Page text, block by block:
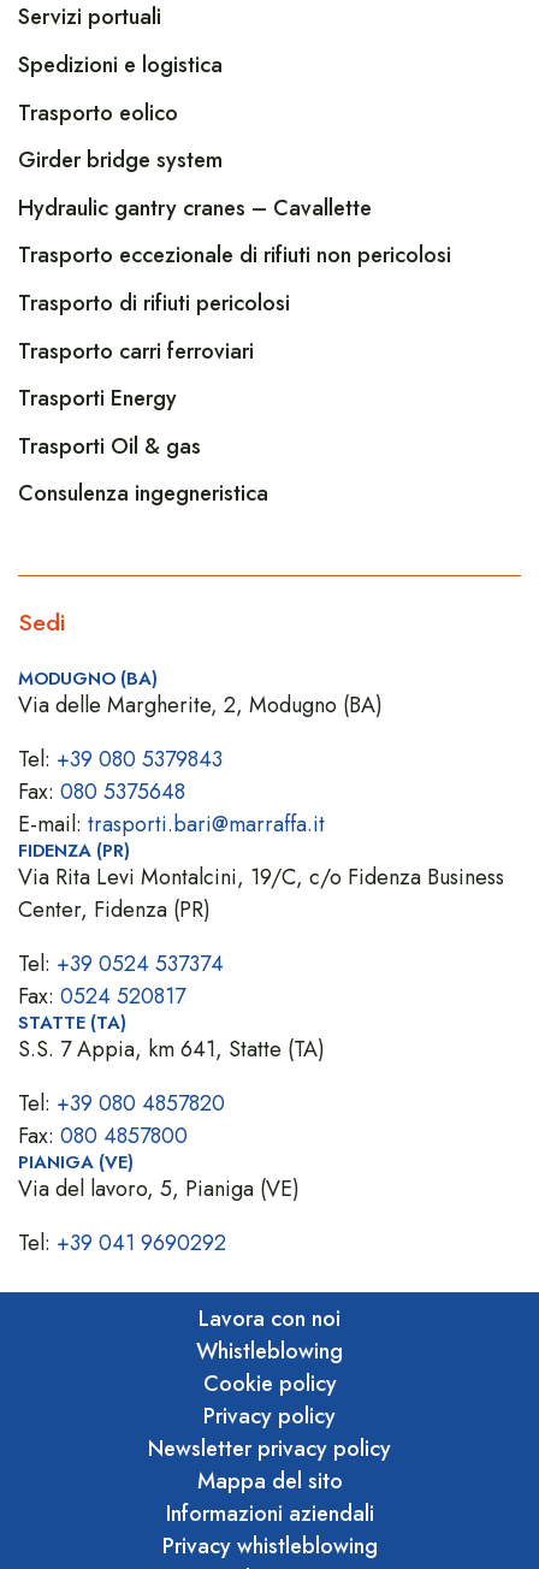
Servizi portuali
Spedizioni e logistica
Trasporto eolico
Girder bridge system
Hydraulic gantry cranes – Cavallette
Trasporto eccezionale di rifiuti non pericolosi
Trasporto di rifiuti pericolosi
Trasporto carri ferroviari
Trasporti Energy
Trasporti Oil & gas
Consulenza ingegneristica
Sedi
MODUGNO (BA)
Via delle Margherite, 2, Modugno (BA)
Tel: +39 080 5379843
Fax: 080 5375648
E-mail: trasporti.bari@marraffa.it
FIDENZA (PR)
Via Rita Levi Montalcini, 19/C, c/o Fidenza Business
Center, Fidenza (PR)
Tel: +39 0524 537374
Fax: 0524 520817
STATTE (TA)
S.S. 7 Appia, km 641, Statte (TA)
Tel: +39 080 4857820
Fax: 080 4857800
PIANIGA (VE)
Via del lavoro, 5, Pianiga (VE)
Tel: +39 041 9690292
Lavora con noi
Whistleblowing
Cookie policy
Privacy policy
Newsletter privacy policy
Mappa del sito
Informazioni aziendali
Privacy whistleblowing